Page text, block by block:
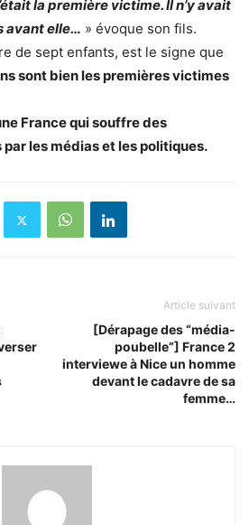
la première victime. Il n’y avait
avant elle… » évoque son fils.
de sept enfants, est le signe que
sont bien les premières victimes
France qui souffre des
les médias et les politiques.
Article suivant
[Dérapage des “média-
poubelle”] France 2
interviewe à Nice un homme
devant le cadavre de sa
femme…